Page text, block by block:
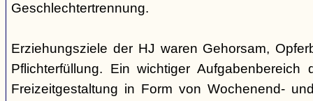
Geschlechtertrennung.
Erziehungsziele der HJ waren Gehorsam,
Pflichterfüllung. Ein wichtiger
Freizeitgestaltung in Form von Wochenend-